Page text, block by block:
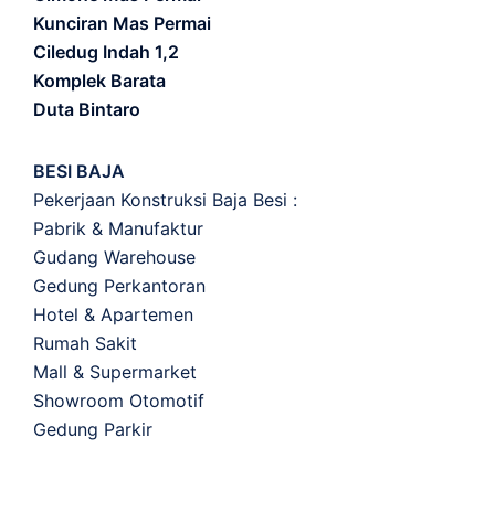
Kunciran Mas Permai
Ciledug Indah 1,2
Komplek Barata
Duta Bintaro
BESI BAJA
Pekerjaan Konstruksi Baja Besi :
Pabrik & Manufaktur
Gudang Warehouse
Gedung Perkantoran
Hotel & Apartemen
Rumah Sakit
Mall & Supermarket
Showroom Otomotif
Gedung Parkir